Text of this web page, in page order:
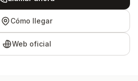
Cómo llegar
Web oficial